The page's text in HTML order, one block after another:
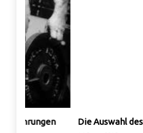
Die Auswahl des richtigen